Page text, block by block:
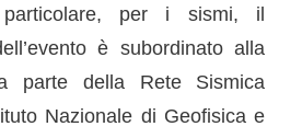
per i sismi, il
è subordinato alla
parte della Rete Sismica
Nazionale di Geofisica e